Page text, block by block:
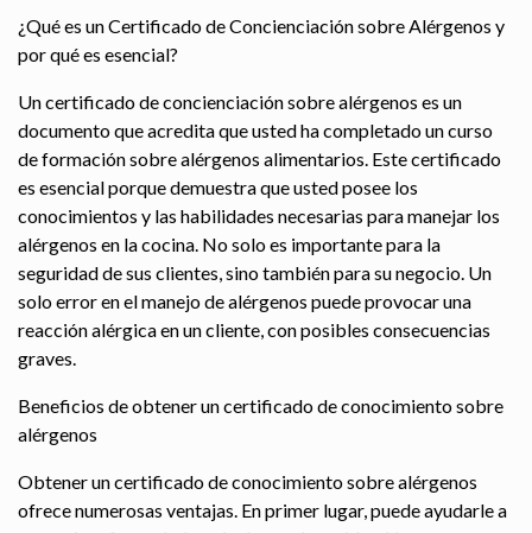
¿Qué es un Certificado de Concienciación sobre Alérgenos y
por qué es esencial?
Un certificado de concienciación sobre alérgenos es un
documento que acredita que usted ha completado un curso
de formación sobre alérgenos alimentarios. Este certificado
es esencial porque demuestra que usted posee los
conocimientos y las habilidades necesarias para manejar los
alérgenos en la cocina. No solo es importante para la
seguridad de sus clientes, sino también para su negocio. Un
solo error en el manejo de alérgenos puede provocar una
reacción alérgica en un cliente, con posibles consecuencias
graves.
Beneficios de obtener un certificado de conocimiento sobre
alérgenos
Obtener un certificado de conocimiento sobre alérgenos
ofrece numerosas ventajas. En primer lugar, puede ayudarle a